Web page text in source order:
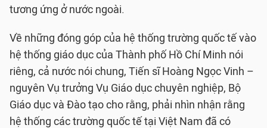
tương ứng ở nước ngoài.
Về những đóng góp của hệ thống trường quốc tế vào
hệ thống giáo dục của Thành phố Hồ Chí Minh nói
riêng, cả nước nói chung, Tiến sĩ Hoàng Ngọc Vinh –
nguyên Vụ trưởng Vụ Giáo dục chuyên nghiệp, Bộ
Giáo dục và Đào tạo cho rằng, phải nhìn nhận rằng
hệ thống các trường quốc tế tại Việt Nam đã có